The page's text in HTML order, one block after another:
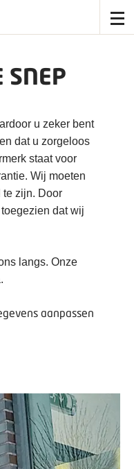
SNEP
u zeker bent
dat u zorgeloos
staat voor
Wij moeten
te zijn. Door
dat wij
langs. Onze
aanpassen